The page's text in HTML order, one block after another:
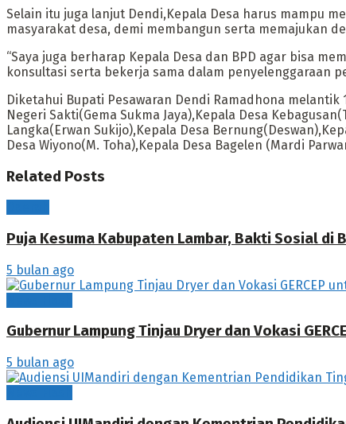
Selain itu juga lanjut Dendi,Kepala Desa harus mampu
masyarakat desa, demi membangun serta memajukan
“Saya juga berharap Kepala Desa dan BPD agar bisa
konsultasi serta bekerja sama dalam penyelenggaraan
Diketahui Bupati Pesawaran Dendi Ramadhona
Negeri Sakti(Gema Sukma Jaya),Kepala Desa
Langka(Erwan Sukijo),Kepala Desa
Desa Wiyono(M. Toha),Kepala Desa Bagelen (Mardi
Related Posts
Puja Kesuma Kabupaten Lambar, Bakti Sosial di
5 bulan ago
Gubernur Lampung Tinjau Dryer dan Vokasi
5 bulan ago